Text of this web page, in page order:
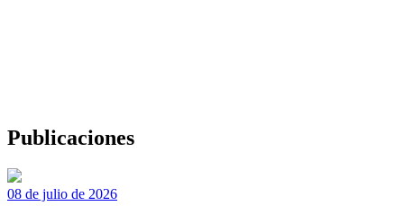
Publicaciones
08 de julio de 2026